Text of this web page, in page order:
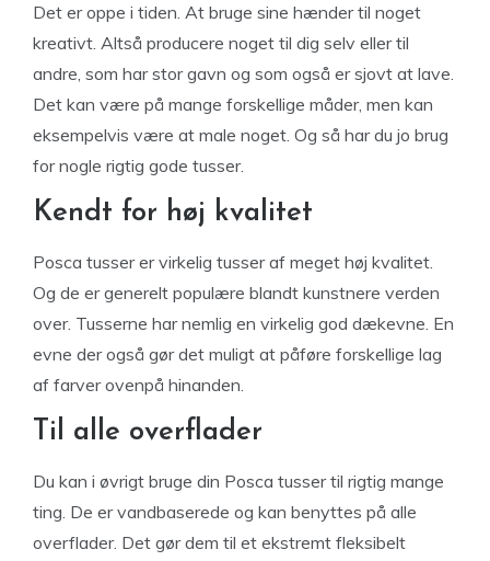
Det er oppe i tiden. At bruge sine hænder til noget
kreativt. Altså producere noget til dig selv eller til
andre, som har stor gavn og som også er sjovt at lave.
Det kan være på mange forskellige måder, men kan
eksempelvis være at male noget. Og så har du jo brug
for nogle rigtig gode tusser.
Kendt for høj kvalitet
Posca tusser er virkelig tusser af meget høj kvalitet.
Og de er generelt populære blandt kunstnere verden
over. Tusserne har nemlig en virkelig god dækevne. En
evne der også gør det muligt at påføre forskellige lag
af farver ovenpå hinanden.
Til alle overflader
Du kan i øvrigt bruge din Posca tusser til rigtig mange
ting. De er vandbaserede og kan benyttes på alle
overflader. Det gør dem til et ekstremt fleksibelt